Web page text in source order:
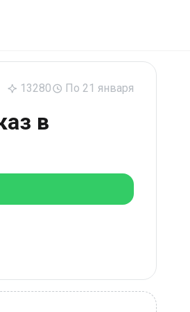
13280 По 21 января
в